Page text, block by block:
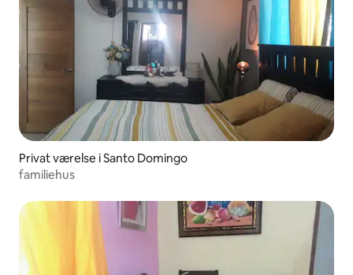
Privat værelse i Santo Domingo
familiehus